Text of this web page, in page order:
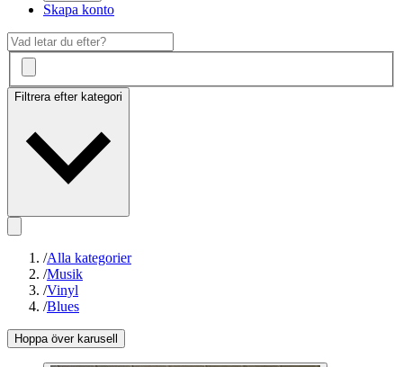
Skapa konto
Filtrera efter kategori
/Alla kategorier
/Musik
/Vinyl
/Blues
Hoppa över karusell